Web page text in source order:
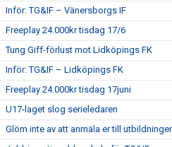
Inför: TG&IF – Vänersborgs IF
Freeplay 24.000kr tisdag 17/6
Tung Giff-förlust mot Lidköpings FK
Inför: TG&IF – Lidköpings FK
Freeplay 24.000kr tisdag 17juni
U17-laget slog serieledaren
Glöm inte av att anmäla er till